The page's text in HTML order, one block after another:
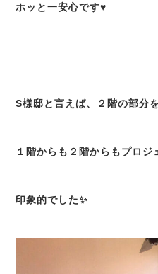
ホッと一安心です♥
S様邸と言えば、２階の部分
１階からも２階からもプロ
印象的でした✨